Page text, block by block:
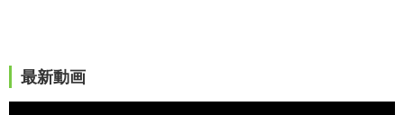
最新動画